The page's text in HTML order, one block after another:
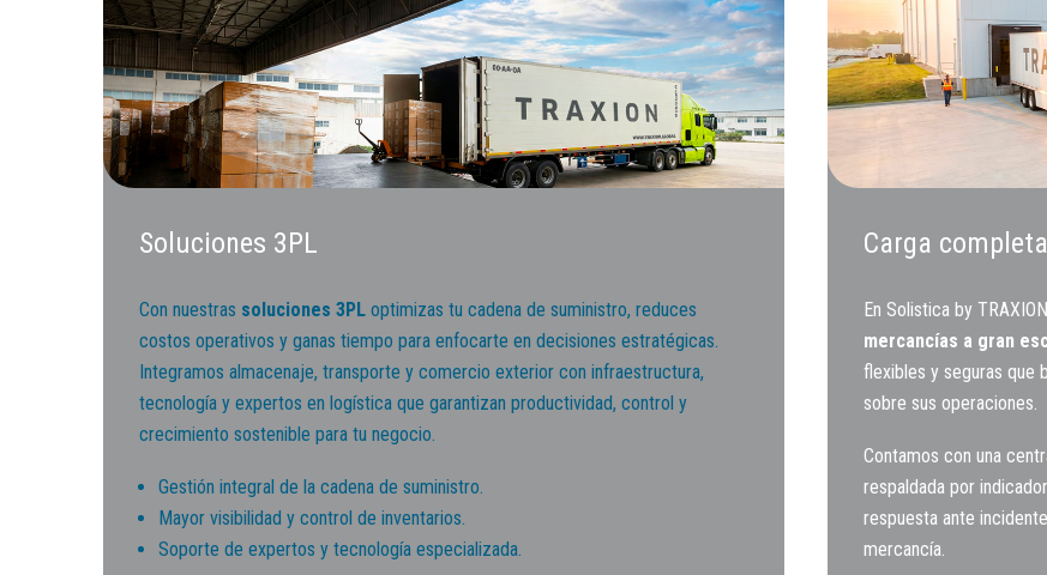
Soluciones 3PL
Con nuestras soluciones 3PL optimizas tu cadena de suministro, reduces
costos operativos y ganas tiempo para enfocarte en decisiones estratégicas.
Integramos almacenaje, transporte y comercio exterior con infraestructura,
tecnología y expertos en logística que garantizan productividad, control y
crecimiento sostenible para tu negocio.
Gestión integral de la cadena de suministro.
Mayor visibilidad y control de inventarios.
Soporte de expertos y tecnología especializada.
Carga
En Solistica by
mercancías a gran
flexibles y seguras que
sobre sus operaciones.
Contamos con una
respaldada por
respuesta ante
mercancía.